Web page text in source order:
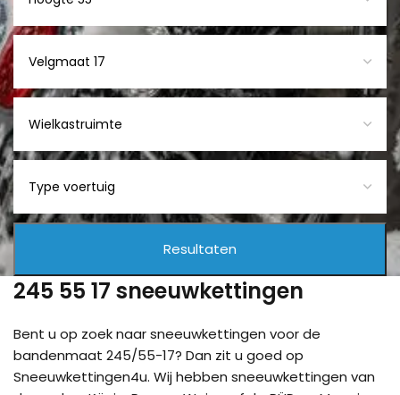
245 55 17 sneeuwkettingen
Bent u op zoek naar sneeuwkettingen voor de
bandenmaat 245/55-17? Dan zit u goed op
Sneeuwkettingen4u. Wij hebben sneeuwkettingen van